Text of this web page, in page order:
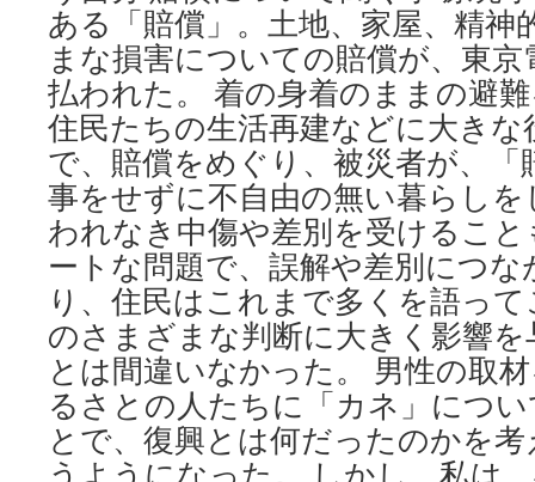
ある「賠償」。土地、家屋、精神
まな損害についての賠償が、東
払われた。 着の身着のままの避
住民たちの生活再建などに大き
で、賠償をめぐり、被災者が、
事をせずに不自由の無い暮らし
われなき中傷や差別を受けるこ
ートな問題で、誤解や差別につ
り、住民はこれまで多くを語っ
のさまざまな判断に大きく影響
とは間違いなかった。 男性の取
るさとの人たちに「カネ」につ
とで、復興とは何だったのかを
うようになった。 しかし、私は